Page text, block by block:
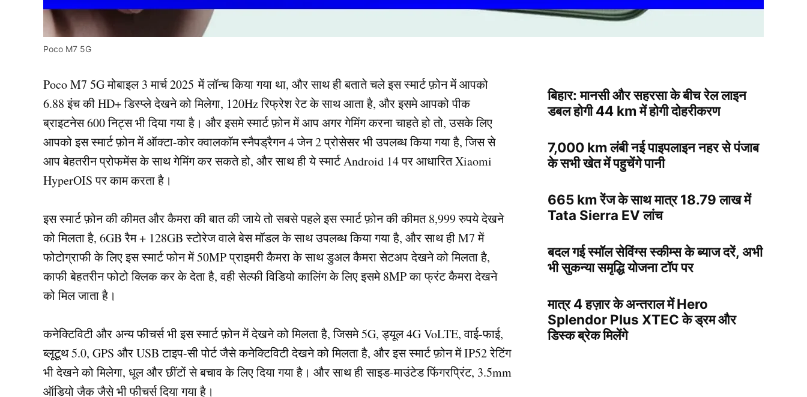
Poco M7 5G
Poco M7 5G मोबाइल 3 मार्च 2025 में लॉन्च किया गया था, और साथ ही बताते चले इस स्मार्ट फ़ोन में आपको
6.88 इंच की HD+ डिस्प्ले देखने को मिलेगा, 120Hz रिफ्रेश रेट के साथ आता है, और इसमे आपको पीक
ब्राइटनेस 600 निट्स भी दिया गया है। और इसमे स्मार्ट फ़ोन में आप अगर गेमिंग करना चाहते हो तो, उसके लिए
आपको इस स्मार्ट फ़ोन में ऑक्टा-कोर क्वालकॉम स्नैपड्रैगन 4 जेन 2 प्रोसेसर भी उपलब्ध किया गया है, जिस से
आप बेहतरीन प्रोफमेंस के साथ गेमिंग कर सकते हो, और साथ ही ये स्मार्ट Android 14 पर आधारित Xiaomi
HyperOIS पर काम करता है।
इस स्मार्ट फ़ोन की कीमत और कैमरा की बात की जाये तो सबसे पहले इस स्मार्ट फ़ोन की कीमत 8,999 रुपये देखने
को मिलता है, 6GB रैम + 128GB स्टोरेज वाले बेस मॉडल के साथ उपलब्ध किया गया है, और साथ ही M7 में
फोटोग्राफी के लिए इस स्मार्ट फोन में 50MP प्राइमरी कैमरा के साथ डुअल कैमरा सेटअप देखने को मिलता है,
काफी बेहतरीन फोटो क्लिक कर के देता है, वही सेल्फी विडियो कालिंग के लिए इसमे 8MP का फ्रंट कैमरा देखने
को मिल जाता है।
कनेक्टिविटी और अन्य फीचर्स भी इस स्मार्ट फ़ोन में देखने को मिलता है, जिसमे 5G, ड्यूल 4G VoLTE, वाई-फाई,
ब्लूटूथ 5.0, GPS और USB टाइप-सी पोर्ट जैसे कनेक्टिविटी देखने को मिलता है, और इस स्मार्ट फ़ोन में IP52 रेटिंग
भी देखने को मिलेगा, धूल और छींटों से बचाव के लिए दिया गया है। और साथ ही साइड-माउंटेड फिंगरप्रिंट, 3.5mm
ऑडियो जैक जैसे भी फीचर्स दिया गया है।
बिहार: मानसी और सहरसा के बीच रेल लाइन
डबल होगी 44 km में होगी दोहरीकरण
7,000 km लंबी नई पाइपलाइन नहर से पंजाब
के सभी खेत में पहुचेंगे पानी
665 km रेंज के साथ मात्र 18.79 लाख में
Tata Sierra EV लांच
बदल गई स्मॉल सेविंग्स स्कीम्स के ब्याज दरें, अभी
भी सुकन्या समृद्धि योजना टॉप पर
मात्र 4 हज़ार के अन्तराल में Hero
Splendor Plus XTEC के ड्रम और
डिस्क ब्रेक मिलेंगे